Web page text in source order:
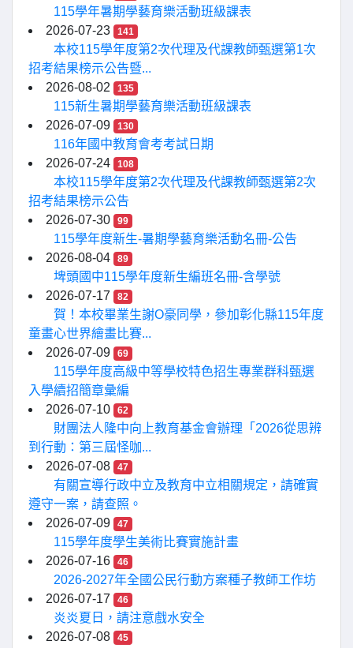
115學年暑期學藝育樂活動班級課表
2026-07-23
141
本校115學年度第2次代理及代課教師甄選第1次
招考結果榜示公告暨...
2026-08-02
135
115新生暑期學藝育樂活動班級課表
2026-07-09
130
116年國中教育會考考試日期
2026-07-24
108
本校115學年度第2次代理及代課教師甄選第2次
招考結果榜示公告
2026-07-30
99
115學年度新生-暑期學藝育樂活動名冊-公告
2026-08-04
89
埤頭國中115學年度新生編班名冊-含學號
2026-07-17
82
賀！本校畢業生謝O豪同學，參加彰化縣115年度
童畫心世界繪畫比賽...
2026-07-09
69
115學年度高級中等學校特色招生專業群科甄選
入學續招簡章彙編
2026-07-10
62
財團法人隆中向上教育基金會辦理「2026從思辨
到行動：第三屆怪咖...
2026-07-08
47
有關宣導行政中立及教育中立相關規定，請確實
遵守一案，請查照。
2026-07-09
47
115學年度學生美術比賽實施計畫
2026-07-16
46
2026-2027年全國公民行動方案種子教師工作坊
2026-07-17
46
炎炎夏日，請注意戲水安全
2026-07-08
45